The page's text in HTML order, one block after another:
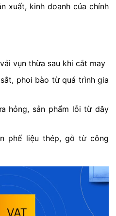
xuất, kinh doanh của chính
vụn thừa sau khi cắt may
phoi bào từ quá trình gia
hỏng, sản phẩm lỗi từ dây
phế liệu thép, gỗ từ công